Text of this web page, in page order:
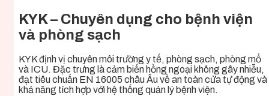
KYK – Chuyên dụng cho bệnh viện
và phòng sạch
KYK định vị chuyên môi trường y tế, phòng sạch, phòng mổ
và ICU. Đặc trưng là cảm biến hồng ngoại không gây nhiễu,
đạt tiêu chuẩn EN 16005 châu Âu về an toàn cửa tự động và
khả năng tích hợp với hệ thống quản lý bệnh viện.